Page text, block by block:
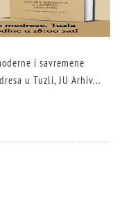
i savremene
u Tuzli, JU Arhiv...